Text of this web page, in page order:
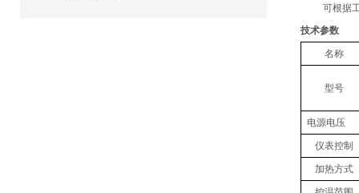
可根据
技术参数
名称
型号
电源电压
仪表控制
加热方式